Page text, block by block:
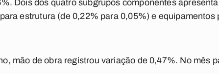
Dois dos quatro subgrupos componentes
estrutura (de 0,22% para 0,05%) e equipamentos
mão de obra registrou variação de 0,47%. No mês